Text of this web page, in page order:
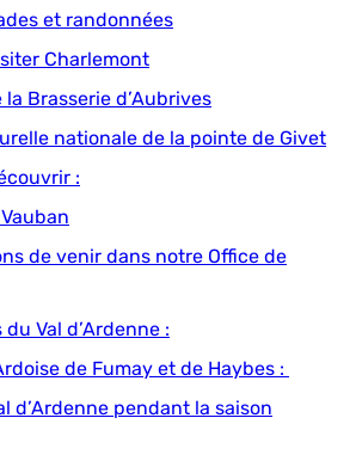
et randonnées
Charlemont
Brasserie d’Aubrives
nationale de la pointe de Givet
:
de venir dans notre Office de
Val d’Ardenne :
de Fumay et de Haybes :
d’Ardenne pendant la saison